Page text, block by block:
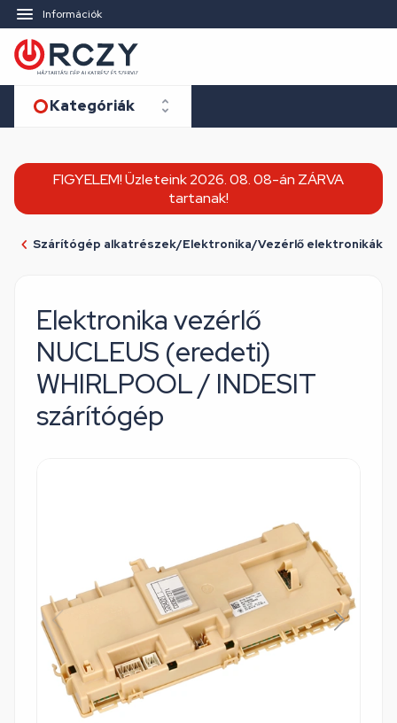
Információk
Kategóriák
FIGYELEM! Üzleteink 2026. 08. 08-án ZÁRVA
tartanak!
Szárítógép alkatrészek/Elektronika/Vezérlő elektronikák
Elektronika vezérlő
NUCLEUS (eredeti)
WHIRLPOOL / INDESIT
szárítógép